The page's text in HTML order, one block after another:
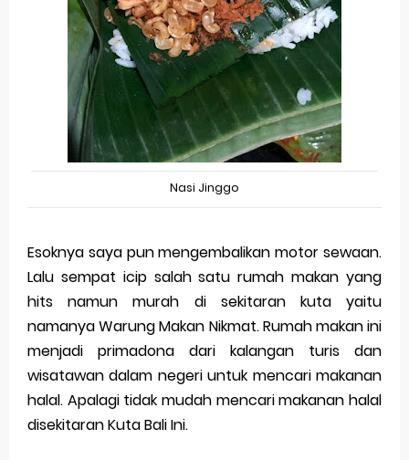
Nasi Jinggo
Esoknya saya pun mengembalikan motor sewaan.
Lalu sempat icip salah satu rumah makan yang
hits namun murah di sekitaran kuta yaitu
namanya Warung Makan Nikmat. Rumah makan ini
menjadi primadona dari kalangan turis dan
wisatawan dalam negeri untuk mencari makanan
halal. Apalagi tidak mudah mencari makanan halal
disekitaran Kuta Bali Ini.